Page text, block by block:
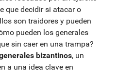
que decidir si atacar o
son traidores y pueden
pueden los generales
sin caer en una trampa?
bizantinos, un
a una idea clave en